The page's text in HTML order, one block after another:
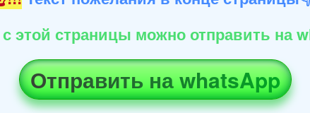
этой страницы можно отправить на
Отправить на whatsApp